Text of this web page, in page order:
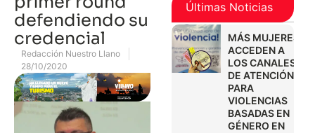
defendiendo su
credencial
Redacción Nuestro Llano
28/10/2020
Últimas Noticias
MÁS MUJERES
ACCEDEN A
LOS CANALES
DE ATENCIÓN
PARA
VIOLENCIAS
BASADAS EN
GÉNERO EN